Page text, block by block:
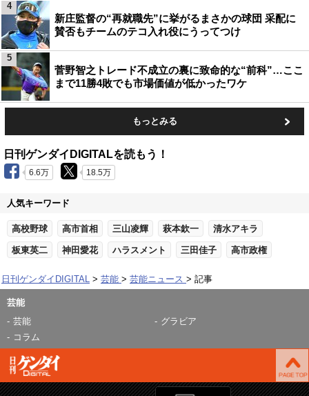
新庄監督の“再就職先”に挙がるまさかの球団 采配に
賛否もチームのテコ入れ役にうってつけ
4
菅野智之トレード不成立の裏に致命的な“前科”…ここ
まで11勝4敗でも市場価値が低かったワケ
5
もっとみる
日刊ゲンダイDIGITALを読もう！
6.6万 18.5万
人気キーワード
高校野球 高市首相 三山凌輝 萩本欽一 清水アキラ
板東英二 神田愛花 ハラスメント 三田佳子 高市政権
日刊ゲンダイDIGITAL 芸能 芸能ニュース 記事
芸能
芸能
グラビア
コラム